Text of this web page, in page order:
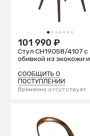
1 2 3 4 5 6 7
101 990 ₽
Стул CH19058/4107 с
обивкой из экокожи и
ясеня
СООБЩИТЬ О
ПОСТУПЛЕНИИ
Временно отсутствует